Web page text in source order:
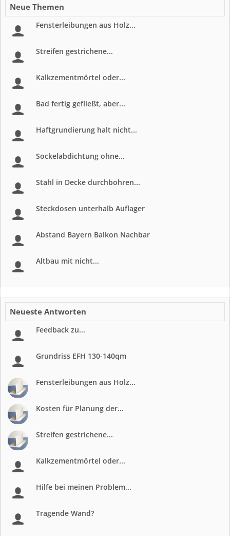
Neue Themen
Fensterleibungen aus Holz...
Streifen gestrichene...
Kalkzementmörtel oder...
Bad fertig gefließt, aber...
Haftgrundierung halt nicht...
Sockelabdichtung ohne...
Stahl in Decke durchbohren...
Steckdosen unterhalb Auflager
Abstand Bayern Balkon Nachbar
Altbau mit nicht...
Neueste Antworten
Feedback zu...
Grundriss EFH 130-140qm
Fensterleibungen aus Holz...
Kosten für Planung der...
Streifen gestrichene...
Kalkzementmörtel oder...
Hilfe bei meinen Problem...
Tragende Wand?